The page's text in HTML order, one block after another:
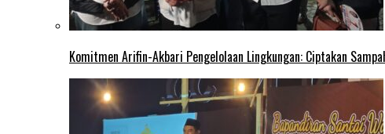
Komitmen Arifin-Akbari Pengelolaan Lingkungan: Ciptakan